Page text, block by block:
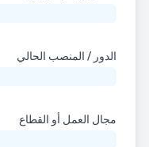
الدور / المنصب الحالي
مجال العمل أو القطاع